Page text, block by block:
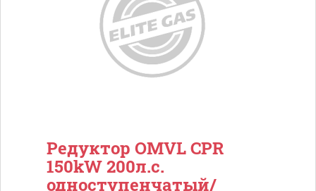
Редуктор OMVL CPR
150kW 200л.с.
одноступенчатый/